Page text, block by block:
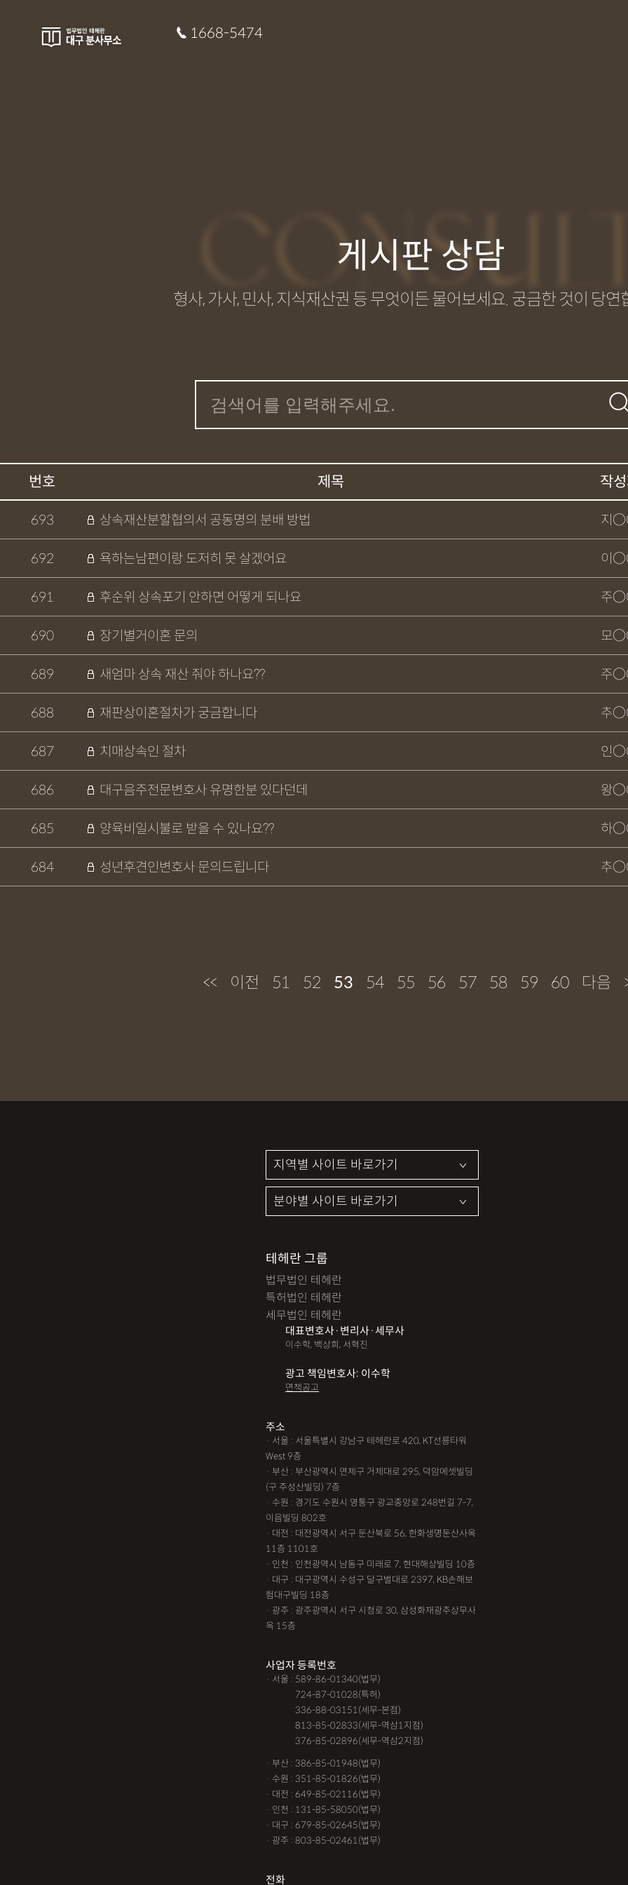
1668-5474
게시판 상담
형사, 가사, 민사, 지식재산권 등 무엇이든 물어보세요. 궁금한 것이 당연
번호 제목 작
693 상속재산분할협의서 공동명의 분배 방법 지
692 욕하는남편이랑 도저히 못 살겠어요 이
691 후순위 상속포기 안하면 어떻게 되나요 주
690 장기별거이혼 문의 모
689 새엄마 상속 재산 줘야 하나요?? 주
688 재판상이혼절차가 궁금합니다 추
687 치매상속인 절차 인
686 대구음주전문변호사 유명한분 있다던데 왕
685 양육비일시불로 받을 수 있나요?? 하
684 성년후견인변호사 문의드립니다 추
<< 이전 51 52 53 54 55 56 57 58 59 60 다음
테헤란 그룹
법무법인 테헤란
특허법인 테헤란
세무법인 테헤란
대표변호사·변리사·세무사
이수학, 백상희, 서혁진
광고 책임변호사: 이수학
면책공고
주소
· 서울 : 서울특별시 강남구 테헤란로 420, KT선릉타워
West 9층
· 부산 : 부산광역시 연제구 거제대로 295, 덕암에셋빌딩
(구 주성산빌딩) 7층
· 수원 : 경기도 수원시 영통구 광교중앙로 248번길 7-7,
이음빌딩 802호
· 대전 : 대전광역시 서구 둔산북로 56, 한화생명둔산사옥
11층 1101호
· 인천 : 인천광역시 남동구 미래로 7, 현대해상빌딩 10층
· 대구 : 대구광역시 수성구 달구벌대로 2397, KB손해보
험대구빌딩 18층
· 광주 : 광주광역시 서구 시청로 30, 삼성화재광주상무사
옥 15층
사업자 등록번호
· 서울 : 589-86-01340(법무)
724-87-01028(특허)
336-88-03151(세무-본점)
813-85-02833(세무-역삼1지점)
376-85-02896(세무-역삼2지점)
· 부산 : 386-85-01948(법무)
· 수원 : 351-85-01826(법무)
· 대전 : 649-85-02116(법무)
· 인천 : 131-85-58050(법무)
· 대구 : 679-85-02645(법무)
· 광주 : 803-85-02461(법무)
전화